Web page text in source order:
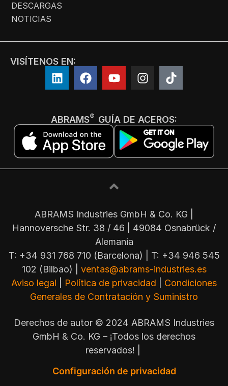
DESCARGAS
NOTICIAS
VISÍTENOS EN:
ABRAMS® GUÍA DE ACEROS:
ABRAMS Industries GmbH & Co. KG |
Hannoversche Str. 38 / 46 | 49084 Osnabrück /
Alemania
T: +34 931 768 710 (Barcelona) | T: +34 946 545
102 (Bilbao) | ventas@abrams-industries.es
Aviso legal
Política de privacidad
Condiciones
Generales de Contratación y Suministro
Derechos de autor © 2024 ABRAMS Industries
GmbH & Co. KG – ¡Todos los derechos
reservados! |
Configuración de privacidad